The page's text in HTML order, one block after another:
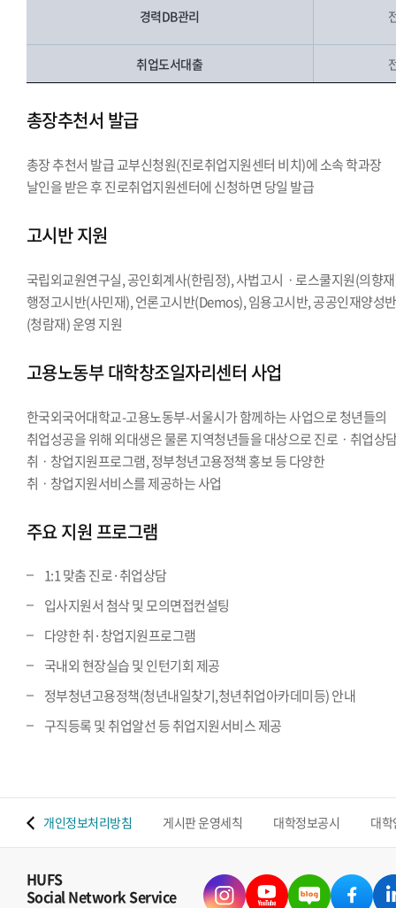
경력DB관리
취업도서대출
총장추천서 발급
총장 추천서 발급 교부신청원(진로취업지원센터 비치)에 소속 학과장
날인을 받은 후 진로취업지원센터에 신청하면 당일 발급
고시반 지원
국립외교원연구실, 공인회계사(한림정), 사법고시ㆍ로스쿨지원(의향
행정고시반(사민재), 언론고시반(Demos), 임용고시반, 공공인재양성반
(청람재) 운영 지원
고용노동부 대학창조일자리센터 사업
한국외국어대학교-고용노동부-서울시가 함께하는 사업으로 청년들의
취업성공을 위해 외대생은 물론 지역청년들을 대상으로 진로ㆍ취업상
취ㆍ창업지원프로그램, 정부청년고용정책 홍보 등 다양한
취ㆍ창업지원서비스를 제공하는 사업
주요 지원 프로그램
1:1 맞춤 진로·취업상담
입사지원서 첨삭 및 모의면접컨설팅
다양한 취·창업지원프로그램
국내외 현장실습 및 인턴기회 제공
정부청년고용정책(청년내일찾기,청년취업아카데미등) 안내
구직등록 및 취업알선 등 취업지원서비스 제공
개인정보처리방침 게시판 운영세칙 대학정보공시 대
HUFS
Social Network Service